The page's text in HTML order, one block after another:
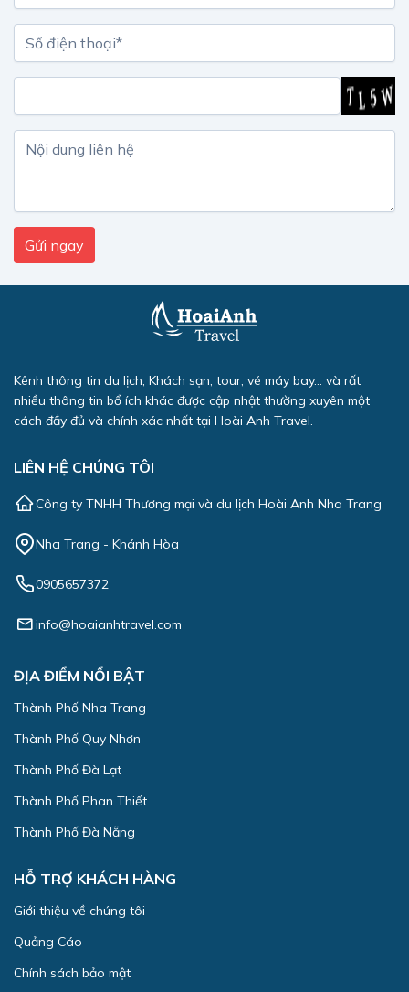
Kênh thông tin du lịch, Khách sạn, tour, vé máy bay... và rất
nhiều thông tin bổ ích khác được cập nhật thường xuyên một
cách đầy đủ và chính xác nhất tại Hoài Anh Travel.
ĐỊA ĐIỂM NỔI BẬT
Thành Phố Nha Trang
Thành Phố Quy Nhơn
Thành Phố Đà Lạt
Thành Phố Phan Thiết
Thành Phố Đà Nẵng
HỖ TRỢ KHÁCH HÀNG
Giới thiệu về chúng tôi
Quảng Cáo
Chính sách bảo mật
LIÊN HỆ CHÚNG TÔI
Công ty TNHH Thương mại và du lịch Hoài Anh Nha Trang
Nha Trang - Khánh Hòa
0905657372
info@hoaianhtravel.com